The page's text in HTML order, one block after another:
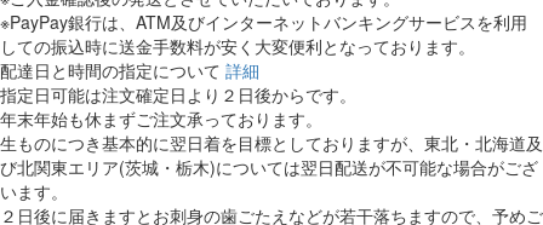
※PayPay銀行は、ATM及びインターネットバンキングサービスを利用
しての振込時に送金手数料が安く大変便利となっております。
配達日と時間の指定について 詳細
指定日可能は注文確定日より２日後からです。
年末年始も休まずご注文承っております。
生ものにつき基本的に翌日着を目標としておりますが、東北・北海道及
び北関東エリア(茨城・栃木)については翌日配送が不可能な場合がござ
います。
２日後に届きますとお刺身の歯ごたえなどが若干落ちますので、予めご